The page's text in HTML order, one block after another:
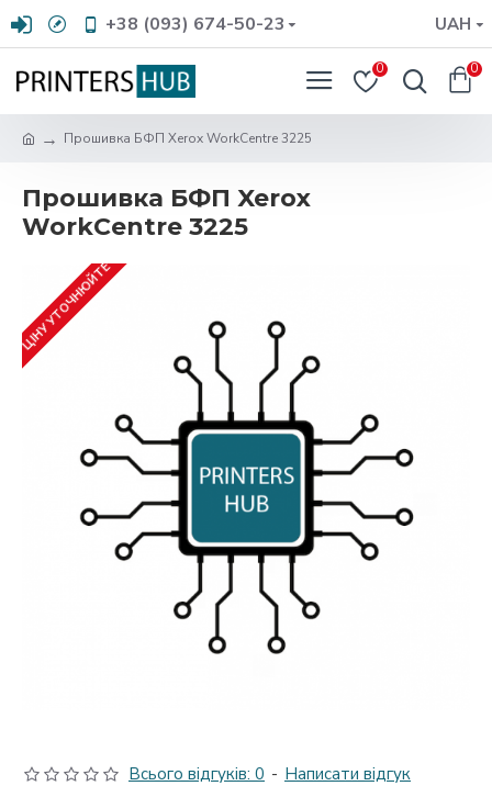
+38 (093) 674-50-23 UAH
0 0
Прошивка БФП Xerox WorkCentre 3225
Прошивка БФП Xerox
WorkCentre 3225
ЦІНУ УТОЧНЮЙТЕ
Всього відгуків: 0 - Написати відгук